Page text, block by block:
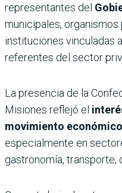
representantes del
municipales,
instituciones vinculadas
referentes del sector
La presencia de la
Misiones reflejó el
movimiento
especialmente en
gastronomía, transporte,